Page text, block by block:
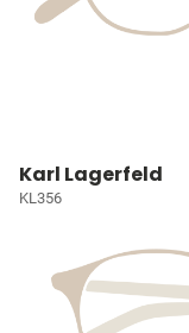
Karl Lagerfeld
KL356